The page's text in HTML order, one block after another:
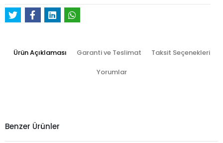
Ürün Açıklaması Garanti ve Teslimat Taksit Seçenekleri
Yorumlar
Benzer Ürünler